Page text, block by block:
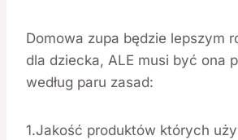
Domowa zupa będzie lepszym
dla dziecka, ALE musi być ona
według paru zasad:
1.Jakość produktów których